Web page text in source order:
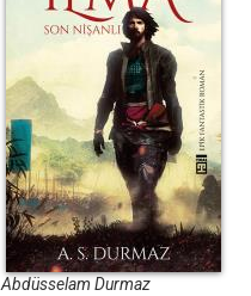
İlma I - Son Nişanlı
Abdüsselam Durmaz